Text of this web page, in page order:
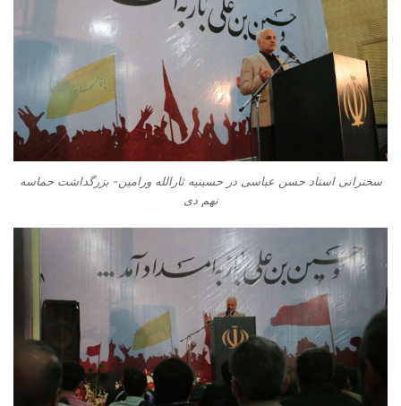
سخنرانی استاد حسن عباسی در حسینیه ثارالله ورامین- بزرگداشت حماسه
نهم دی